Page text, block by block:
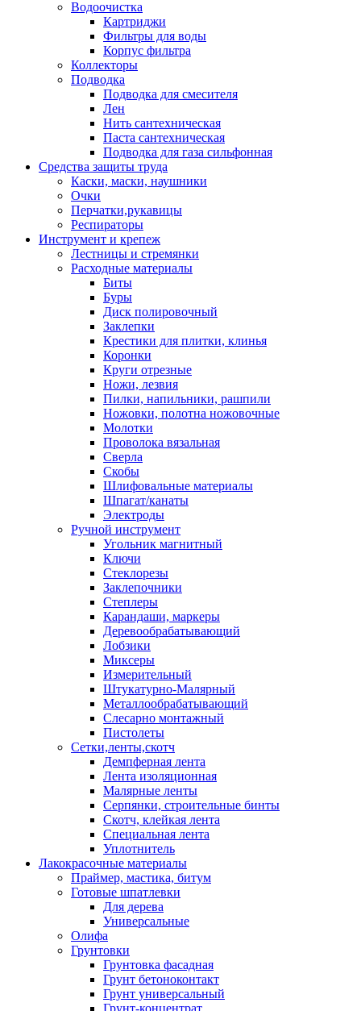
Водоочистка
Картриджи
Фильтры для воды
Корпус фильтра
Коллекторы
Подводка
Подводка для смесителя
Лен
Нить сантехническая
Паста сантехническая
Подводка для газа сильфонная
Средства защиты труда
Каски, маски, наушники
Очки
Перчатки,рукавицы
Респираторы
Инструмент и крепеж
Лестницы и стремянки
Расходные материалы
Биты
Буры
Диск полировочный
Заклепки
Крестики для плитки, клинья
Коронки
Круги отрезные
Ножи, лезвия
Пилки, напильники, рашпили
Ножовки, полотна ножовочные
Молотки
Проволока вязальная
Сверла
Скобы
Шлифовальные материалы
Шпагат/канаты
Электроды
Ручной инструмент
Угольник магнитный
Ключи
Стеклорезы
Заклепочники
Степлеры
Карандаши, маркеры
Деревообрабатывающий
Лобзики
Миксеры
Измерительный
Штукатурно-Малярный
Металлообрабатывающий
Слесарно монтажный
Пистолеты
Сетки,ленты,скотч
Демпферная лента
Лента изоляционная
Малярные ленты
Серпянки, строительные бинты
Скотч, клейкая лента
Специальная лента
Уплотнитель
Лакокрасочные материалы
Праймер, мастика, битум
Готовые шпатлевки
Для дерева
Универсальные
Олифа
Грунтовки
Грунтовка фасадная
Грунт бетоноконтакт
Грунт универсальный